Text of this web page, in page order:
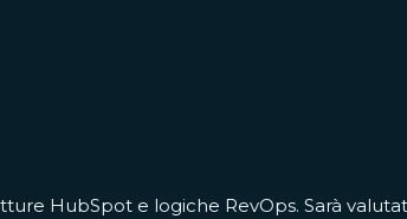
HubSpot e logiche RevOps. Sarà